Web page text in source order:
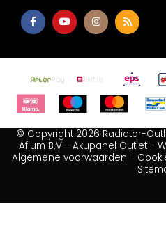
© Copyright 2026 Radiator-
Afium B.V - Akupanel Outlet -
Algemene voorwaarden -